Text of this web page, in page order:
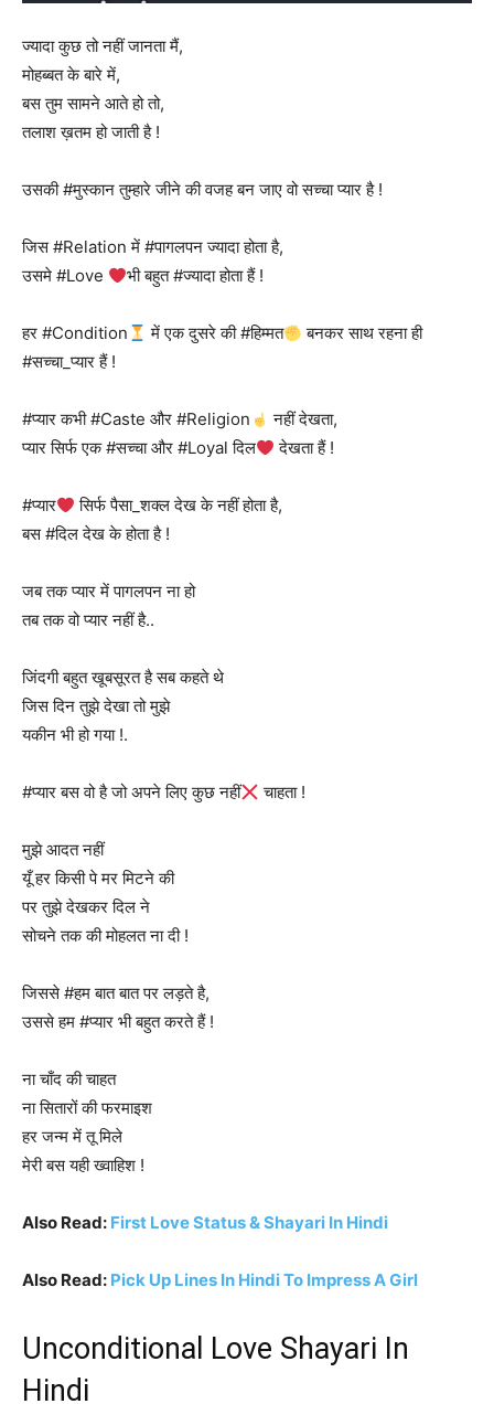
ज्यादा कुछ तो नहीं जानता मैं,
मोहब्बत के बारे में,
बस तुम सामने आते हो तो,
तलाश ख़तम हो जाती है !
उसकी #मुस्कान तुम्हारे जीने की वजह बन जाए वो सच्चा प्यार है !
जिस #Relation में #पागलपन ज्यादा होता है,
उसमे #Love
भी बहुत #ज्यादा होता हैं !
हर #Condition में एक दुसरे की #हिम्मत
बनकर साथ रहना ही
#सच्चा_प्यार हैं !
#प्यार कभी #Caste और #Religion
नहीं देखता,
प्यार सिर्फ एक #सच्चा और #Loyal दिल
देखता हैं !
#प्यार
सिर्फ पैसा_शक्ल देख के नहीं होता है,
बस #दिल देख के होता है !
जब तक प्यार में पागलपन ना हो
तब तक वो प्यार नहीं है..
जिंदगी बहुत खूबसूरत है सब कहते थे
जिस दिन तुझे देखा तो मुझे
यकीन भी हो गया !.
#प्यार बस वो है जो अपने लिए कुछ नहीं चाहता !
मुझे आदत नहीं
यूँ हर किसी पे मर मिटने की
पर तुझे देखकर दिल ने
सोचने तक की मोहलत ना दी !
जिससे #हम बात बात पर लड़ते है,
उससे हम #प्यार भी बहुत करते हैं !
ना चाँद की चाहत
ना सितारों की फरमाइश
हर जन्म में तू मिले
मेरी बस यही ख्वाहिश !
Also Read: First Love Status & Shayari In Hindi
Also Read: Pick Up Lines In Hindi To Impress A Girl
Unconditional Love Shayari In
Hindi